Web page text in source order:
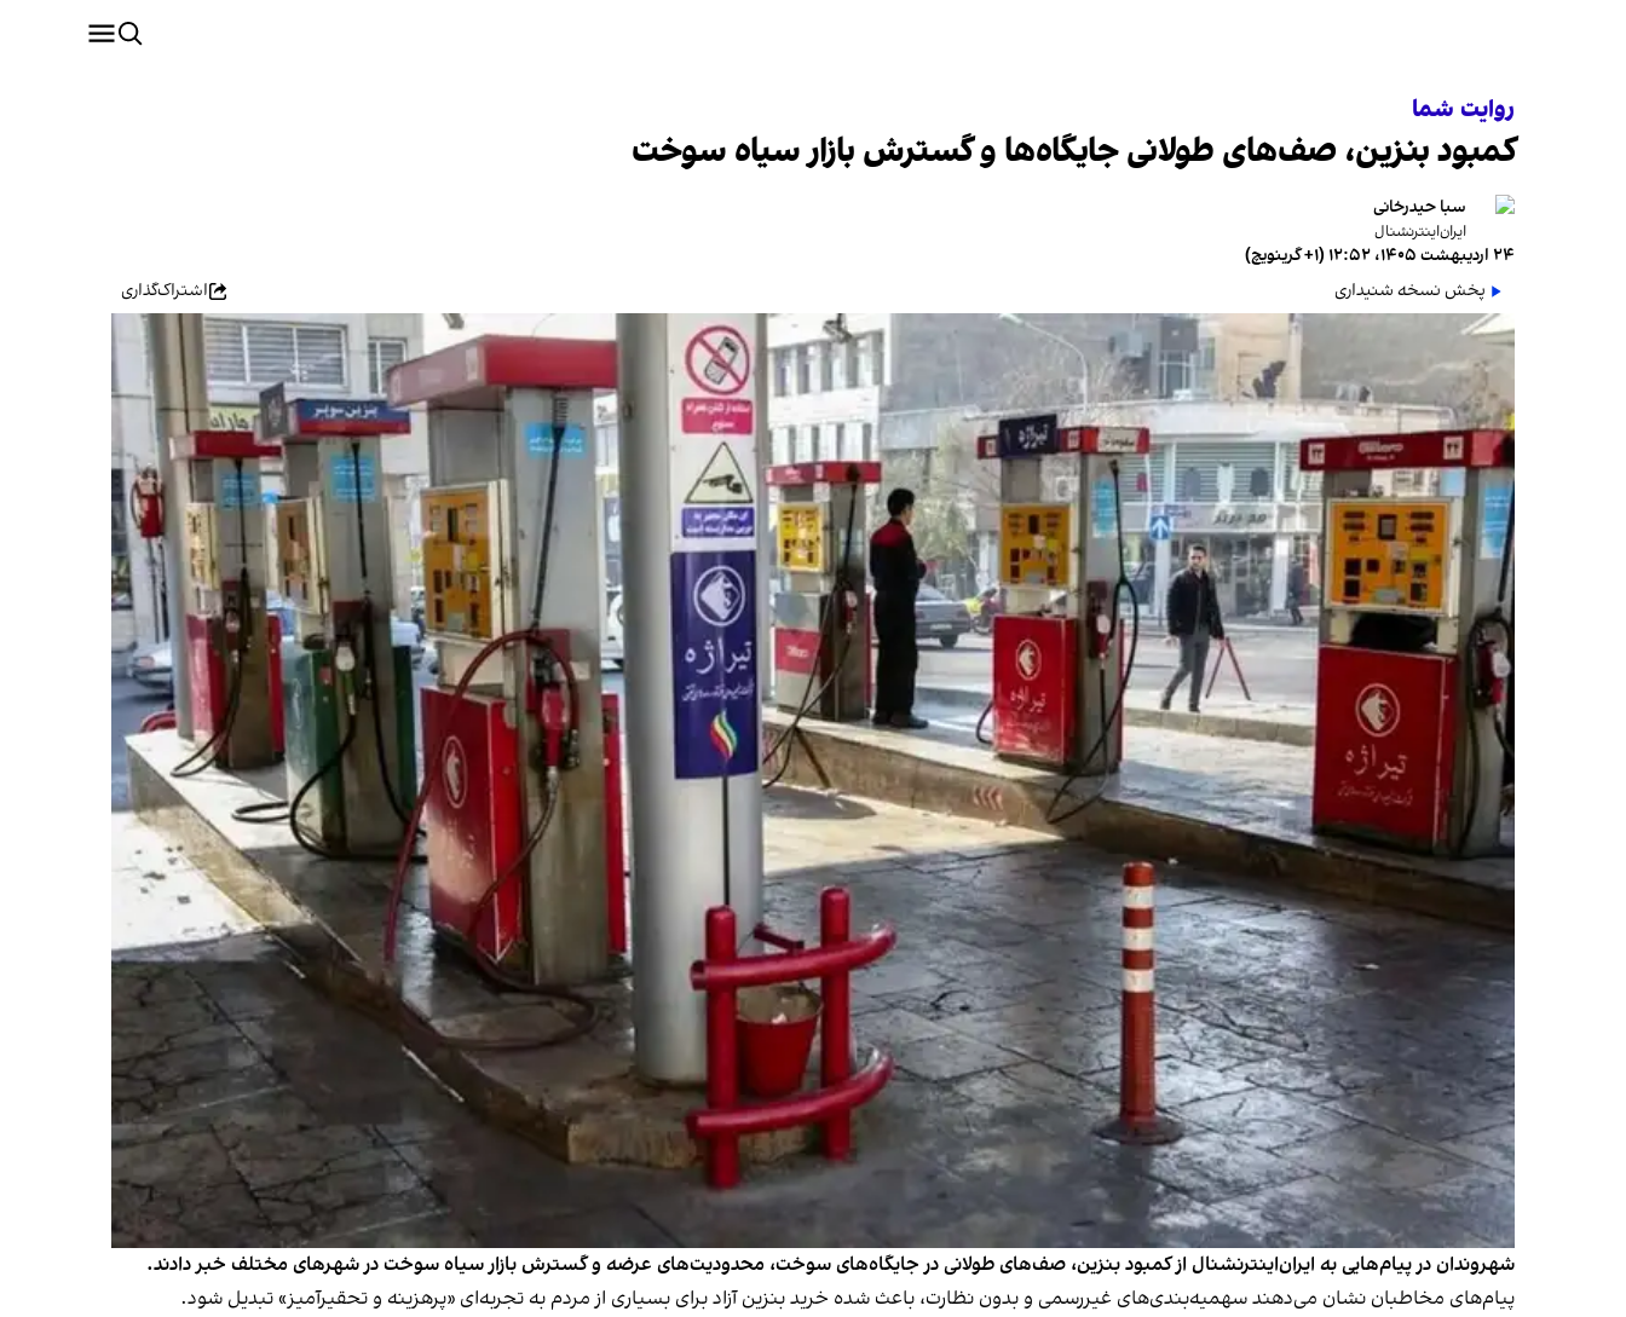
روایت شما
کمبود بنزین، صف‌های طولانی جایگاه‌ها و گسترش بازار سیاه سوخت
سبا حیدرخانی
ایران‌اینترنشنال
۲۴ اردیبهشت ۱۴۰۵، ۱۲:۵۲ (‎+۱ گرینویچ)
پخش نسخه شنیداری
اشتراک‌گذاری
شهروندان در پیام‌هایی به ایران‌اینترنشنال از کمبود بنزین، صف‌های طولانی در جایگاه‌های سوخت، محدودیت‌های عرضه و گسترش بازار سیاه سوخت در شهرهای مختلف خبر دادند.
پیام‌های مخاطبان نشان می‌دهند سهمیه‌بندی‌های غیر‌رسمی و بدون نظارت، باعث شده خرید بنزین آزاد برای بسیاری از مردم به تجربه‌ای «پرهزینه و تحقیرآمیز» تبدیل شود.